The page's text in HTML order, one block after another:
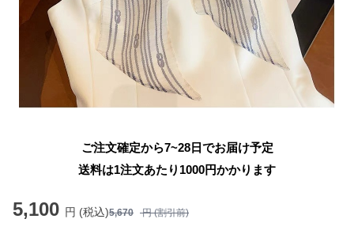
ご注文確定から7~28日でお届け予定
送料は1注文あたり 1000円かかります
5,100 円 (税込)5,670 円 (割引前)